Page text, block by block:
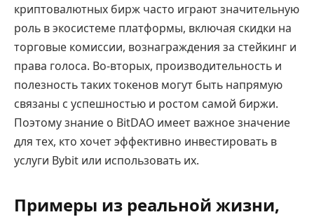
криптовалютных бирж часто играют значительную
роль в экосистеме платформы, включая скидки на
торговые комиссии, вознаграждения за стейкинг и
права голоса. Во-вторых, производительность и
полезность таких токенов могут быть напрямую
связаны с успешностью и ростом самой биржи.
Поэтому знание о BitDAO имеет важное значение
для тех, кто хочет эффективно инвестировать в
услуги Bybit или использовать их.
Примеры из реальной жизни,